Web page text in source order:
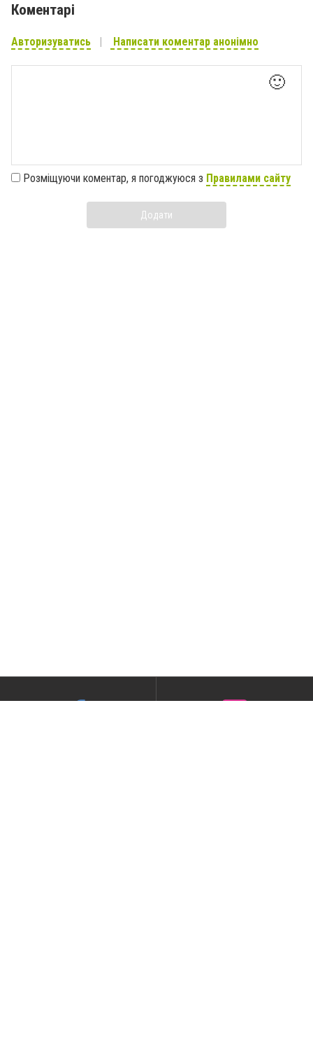
Коментарі
Авторизуватись Написати коментар анонімно
🙂
Розміщуючи коментар, я погоджуюся з Правилами сайту
Додати